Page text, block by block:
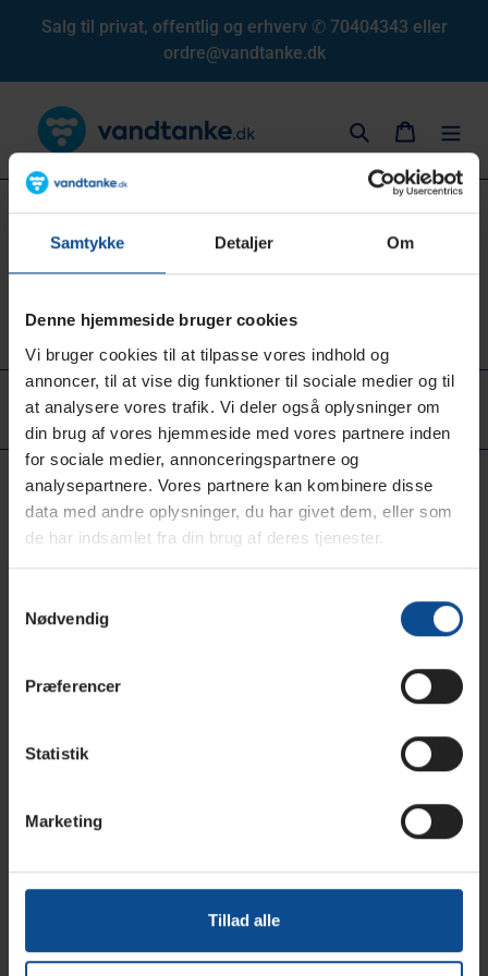
Samtykke Detaljer Om
Denne hjemmeside bruger cookies
Vi bruger cookies til at tilpasse vores indhold og
annoncer, til at vise dig funktioner til sociale medier og til
at analysere vores trafik. Vi deler også oplysninger om
din brug af vores hjemmeside med vores partnere inden
for sociale medier, annonceringspartnere og
analysepartnere. Vores partnere kan kombinere disse
data med andre oplysninger, du har givet dem, eller som
de har indsamlet fra din brug af deres tjenester.
Nødvendig
Præferencer
Statistik
Marketing
Tillad alle
Salg til privat, offentlig og erhverv ✆ 70404343 eller
ordre@vandtanke.dk
Søg
K
o
l
l
e
k
t
i
o
n
Rentvandssystemer
vandrensning uden kemi.
SORTÉR EFTER
5 produkter
Beklager, der er ingen produkter i denne kollektion
Information